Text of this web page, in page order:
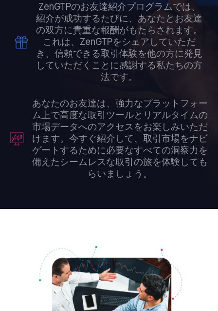
ZenGTPのお友達紹介プログラムでは、
紹介が成功するたびに、あなたとお友達
の双方に貴重な報酬がもたらされます。
これは、ZenGTPをシェアしていただ
き、信頼できる取引体験を他の方に発見
していただくことに感謝する私たちの方
法です。
あなたのお友達は、強力なプラットフォー
ム上で高度な取引ツールとリアルタイムの
市場データへのアクセスをお楽しみいただ
けます。今すぐ紹介して、取引市場をナビ
ゲートするために必要なすべての洞察力を
備えたシームレスな取引の旅を体験しても
らいましょう。